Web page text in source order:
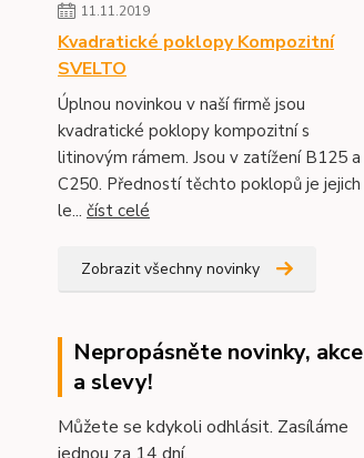
11.11.2019
Kvadratické poklopy Kompozitní
SVELTO
Úplnou novinkou v naší firmě jsou
kvadratické poklopy kompozitní s
litinovým rámem. Jsou v zatížení B125 a
C250. Předností těchto poklopů je jejich
le... číst celé
Zobrazit všechny novinky
Nepropásněte novinky, akce
a slevy!
Můžete se kdykoli odhlásit. Zasíláme